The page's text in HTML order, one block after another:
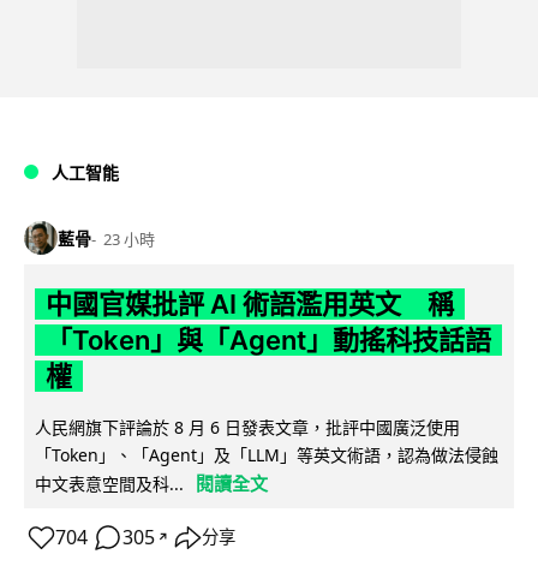
人工智能
藍骨 23 小時
中國官媒批評 AI 術語濫用英文 稱
「Token」與「Agent」動搖科技話語
權
人民網旗下評論於 8 月 6 日發表文章，批評中國廣泛使用
「Token」、「Agent」及「LLM」等英文術語，認為做法侵蝕
中文表意空間及科...
閱讀全文
704 305 ↗ 分享